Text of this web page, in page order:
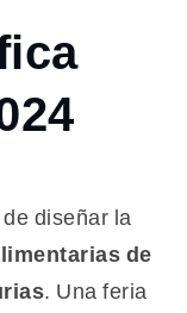
diseñar la
de
. Una feria